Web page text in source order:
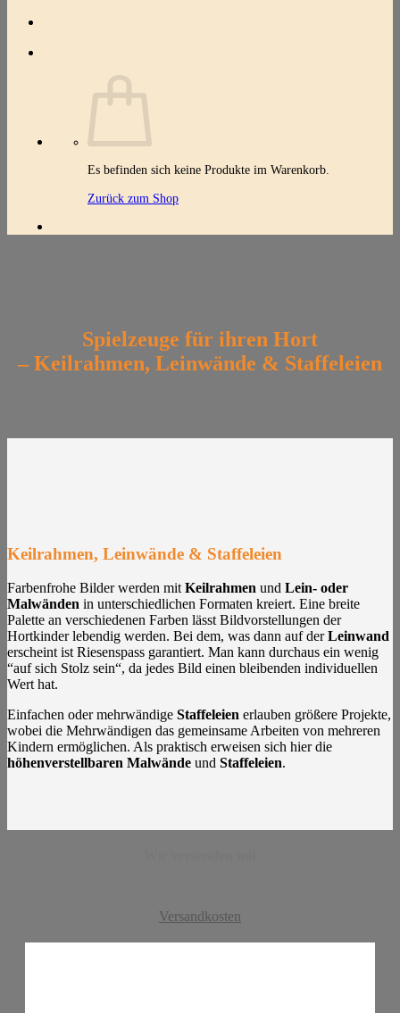
Es befinden sich keine Produkte im Warenkorb.
Zurück zum Shop
Spielzeuge für ihren Hort
– Keilrahmen, Leinwände & Staffeleien
Keilrahmen, Leinwände & Staffeleien
Farbenfrohe Bilder werden mitKeilrahmen und Lein- oder
Malwänden in unterschiedlichen Formaten kreiert. Eine breite
Palette an verschiedenen Farben lässt Bildvorstellungen der
Hortkinder lebendig werden. Bei dem, was dann auf derLeinwand
erscheint ist Riesenspass garantiert. Man kann durchaus ein wenig
“auf sich Stolz sein“, da jedes Bild einen bleibenden individuellen
Wert hat.
Einfachen oder mehrwändige Staffeleien erlauben größere Projekte,
wobei die Mehrwändigen das gemeinsame Arbeiten von mehreren
Kindern ermöglichen. Als praktisch erweisen sich hier die
höhenverstellbaren Malwände und Staffeleien.
Versandkosten